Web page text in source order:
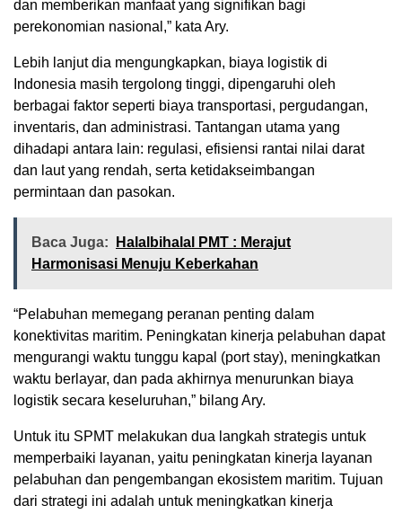
dan memberikan manfaat yang signifikan bagi
perekonomian nasional,” kata Ary.
Lebih lanjut dia mengungkapkan, biaya logistik di
Indonesia masih tergolong tinggi, dipengaruhi oleh
berbagai faktor seperti biaya transportasi, pergudangan,
inventaris, dan administrasi. Tantangan utama yang
dihadapi antara lain: regulasi, efisiensi rantai nilai darat
dan laut yang rendah, serta ketidakseimbangan
permintaan dan pasokan.
Baca Juga:
Halalbihalal PMT : Merajut
Harmonisasi Menuju Keberkahan
“Pelabuhan memegang peranan penting dalam
konektivitas maritim. Peningkatan kinerja pelabuhan dapat
mengurangi waktu tunggu kapal (port stay), meningkatkan
waktu berlayar, dan pada akhirnya menurunkan biaya
logistik secara keseluruhan,” bilang Ary.
Untuk itu SPMT melakukan dua langkah strategis untuk
memperbaiki layanan, yaitu peningkatan kinerja layanan
pelabuhan dan pengembangan ekosistem maritim. Tujuan
dari strategi ini adalah untuk meningkatkan kinerja